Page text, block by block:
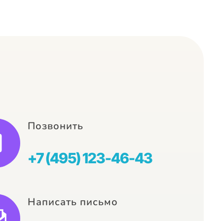
Позвонить
+7 (495) 123-46-43
Написать письмо